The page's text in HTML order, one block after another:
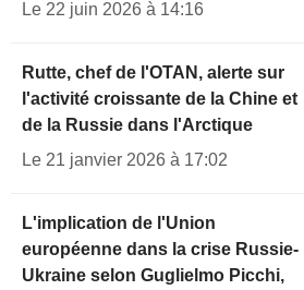
Le 22 juin 2026 à 14:16
Rutte, chef de l'OTAN, alerte sur
l'activité croissante de la Chine et
de la Russie dans l'Arctique
Le 21 janvier 2026 à 17:02
L'implication de l'Union
européenne dans la crise Russie-
Ukraine selon Guglielmo Picchi,